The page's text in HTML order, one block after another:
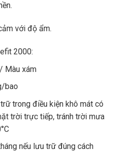
với độ ẩm.
2000:
xám
điều kiện khô mát có
trời trực tiếp, tránh trời mưa
nếu lưu trữ đúng cách